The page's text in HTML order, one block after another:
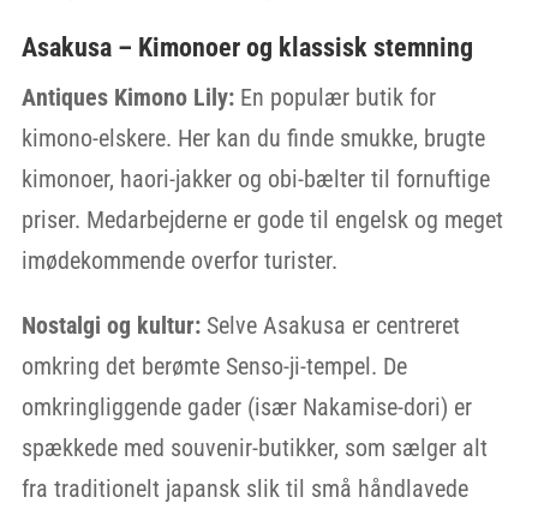
Asakusa – Kimonoer og klassisk stemning
Antiques Kimono Lily:En populær butik for
kimono-elskere. Her kan du finde smukke, brugte
kimonoer, haori-jakker og obi-bælter til fornuftige
priser. Medarbejderne er gode til engelsk og meget
imødekommende overfor turister.
Nostalgi og kultur:Selve Asakusa er centreret
omkring det berømte Senso-ji-tempel. De
omkringliggende gader (især Nakamise-dori) er
spækkede med souvenir-butikker, som sælger alt
fra traditionelt japansk slik til små håndlavede